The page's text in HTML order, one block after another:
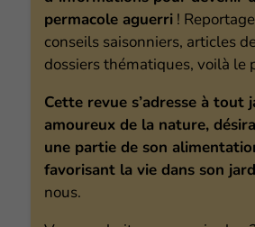
permacole aguerri!
conseils saisonniers, articles
dossiers thématiques, voilà le
Cette revue s’adresse à tout
amoureux de la nature,
une partie de son
favorisant la vie dans son
nous.